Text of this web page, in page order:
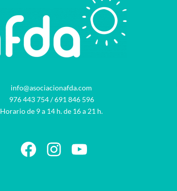
info@asociacionafda.com
976 443 754/691 846 596
Horario de 9 a 14 h. de 16 a 21 h.
Facebook
Instagram
YouTube